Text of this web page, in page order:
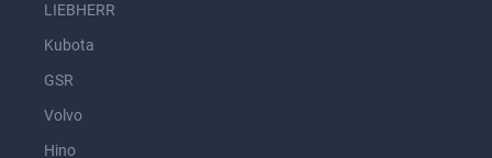
LIEBHERR
Kubota
GSR
Volvo
Hino